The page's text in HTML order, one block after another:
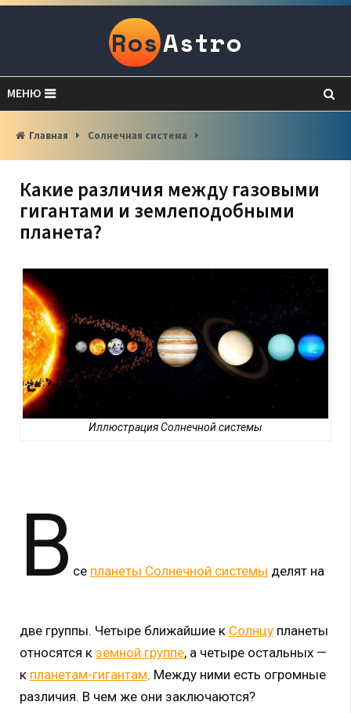
RosAstro
МЕНЮ
Главная Солнечная система
Какие различия между газовыми
гигантами и землеподобными
планета?
Иллюстрация Солнечной системы
В се планеты Солнечной системы делят на
две группы. Четыре ближайшие к Солнцу планеты
относятся к земной группе, а четыре остальных —
к планетам-гигантам. Между ними есть огромные
различия. В чем же они заключаются?